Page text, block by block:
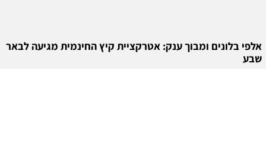
אלפי בלונים ומבוך ענק: אטרקציית קיץ החינמית מגיעה לבאר
שבע